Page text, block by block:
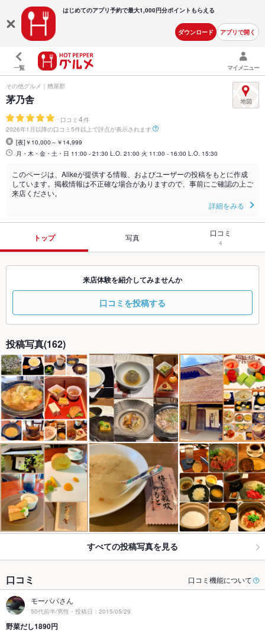
はじめてのアプリ予約で最大1,000円分ポイントもらえる
ダウンロード アプリで開く
一覧 マイメニュー
その他グルメ｜糟屋郡
茅乃舎
- 口コミ 4件
2026年1月以降の口コミ5件以上で評点が表示されます
[夜]￥10,000～￥14,999
月・木・金・土・日 11:00 - 21:30 L.O. 21:00 火 11:00 - 16:00 L.O. 15:30
このページは、Alikeが提供する情報、およびユーザーの投稿をもとに作成
しています。掲載情報は不正確な場合がありますので、事前にご確認の上ご
来店ください。
詳細をみる
トップ 写真 口コミ
4
来店体験を紹介してみませんか
口コミを投稿する
投稿写真(162)
すべての投稿写真を見る
口コミ 口コミ機能について
モーパパさん
50代前半/男性・投稿日：2015/05/29
野菜だし1890円